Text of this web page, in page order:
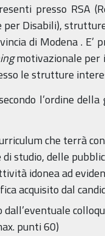
presso RSA
per Disabili),
di Modena . E’
motivazionale per
le strutture
l’ordine
che terrà
studio, delle
idonea ad
acquisito dal
punti 60)